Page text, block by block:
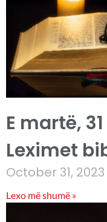
E martë,
Leximet
October 31, 2023
Lexo më shumë »